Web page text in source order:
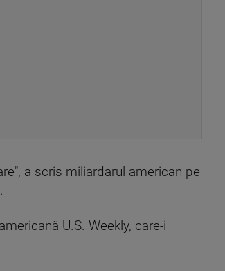
a scris miliardarul american pe
U.S. Weekly, care-i